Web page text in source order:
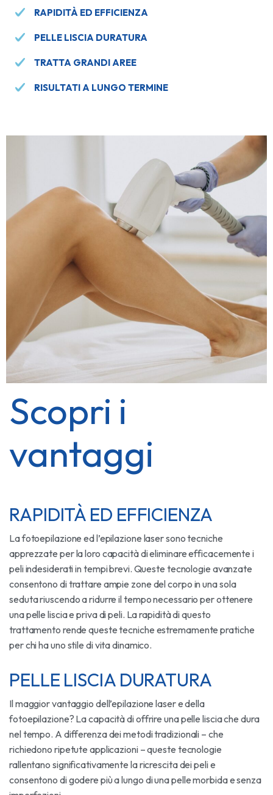
RAPIDITÀ ED EFFICIENZA
PELLE LISCIA DURATURA
TRATTA GRANDI AREE
RISULTATI A LUNGO TERMINE
Scopri i
vantaggi
RAPIDITÀ ED EFFICIENZA
La fotoepilazione ed l’epilazione laser sono tecniche
apprezzate per la loro capacità di eliminare efficacemente i
peli indesiderati in tempi brevi. Queste tecnologie avanzate
consentono di trattare ampie zone del corpo in una sola
seduta riuscendo a ridurre il tempo necessario per ottenere
una pelle liscia e priva di peli. La rapidità di questo
trattamento rende queste tecniche estremamente pratiche
per chi ha uno stile di vita dinamico.
PELLE LISCIA DURATURA
Il maggior vantaggio dell’epilazione laser e della
fotoepilazione? La capacità di offrire una pelle liscia che dura
nel tempo. A differenza dei metodi tradizionali – che
richiedono ripetute applicazioni – queste tecnologie
rallentano significativamente la ricrescita dei peli e
consentono di godere più a lungo di una pelle morbida e senza